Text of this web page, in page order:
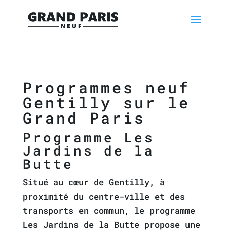
Programmes neuf
Gentilly sur le
Grand Paris
Programme Les
Jardins de la
Butte
Situé au cœur de Gentilly, à
proximité du centre-ville et des
transports en commun, le programme
Les Jardins de la Butte propose une